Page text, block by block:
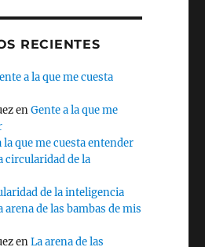
RECIENTES
a la que me cuesta
enGente a la que me
la que me cuesta entender
circularidad de la
de la inteligencia
arena de las bambas de mis
enLa arena de las